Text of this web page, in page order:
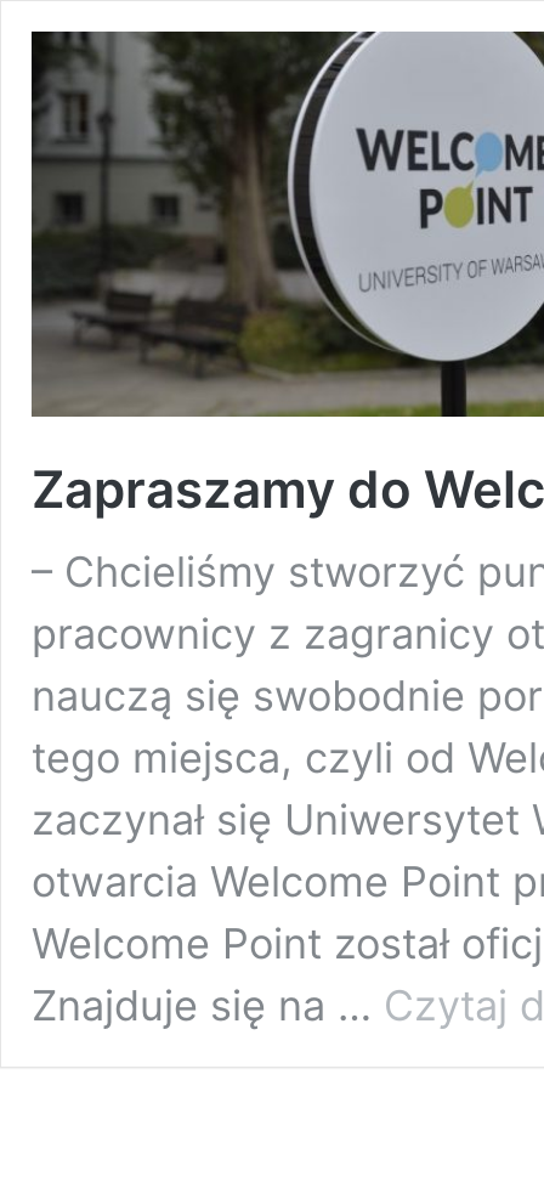
Zapraszamy do
– Chcieliśmy stworzyć
pracownicy z zagranicy
nauczą się swobodnie
tego miejsca, czyli od
zaczynał się Uniwersytet
otwarcia Welcome Point
Welcome Point został
Znajduje się na … Czytaj